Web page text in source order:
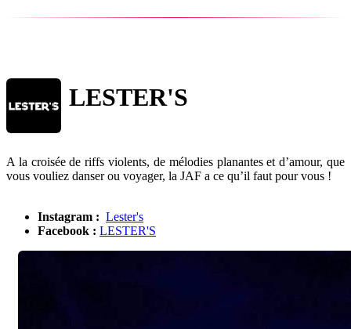
LESTER'S
A la croisée de riffs violents, de mélodies planantes et d’amour, que
vous vouliez danser ou voyager, la JAF a ce qu’il faut pour vous !
Instagram : Lester's
Facebook : LESTER'S